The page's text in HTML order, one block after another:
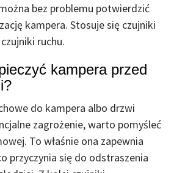
bez problemu potwierdzić
kampera. Stosuje się czujniki
ruchu.
kampera przed
do kampera albo drzwi
zagrożenie, warto pomyśleć
To właśnie ona zapewnia
przyczynia się do odstraszenia